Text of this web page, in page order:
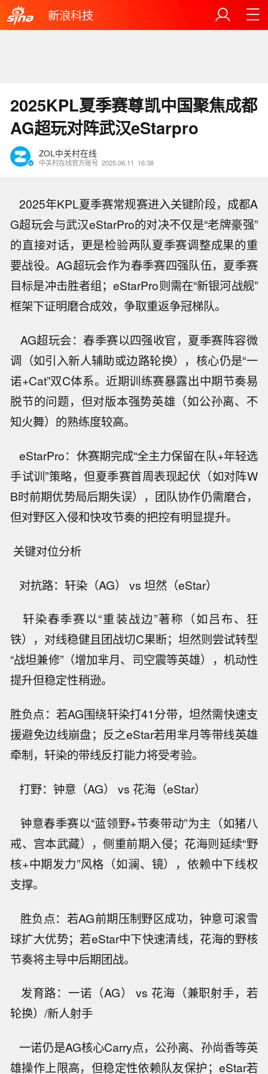
新浪科技
2025KPL夏季赛尊凯中国聚焦成都
AG超玩对阵武汉eStarpro
ZOL中关村在线
中关村在线官方账号 2025.06.11 16:38
2025年KPL夏季赛常规赛进入关键阶段，成都A
G超玩会与武汉eStarPro的对决不仅是“老牌豪强”
的直接对话，更是检验两队夏季赛调整成果的重
要战役。AG超玩会作为春季赛四强队伍，夏季赛
目标是冲击胜者组；eStarPro则需在“新银河战舰”
框架下证明磨合成效，争取重返争冠梯队。
AG超玩会：春季赛以四强收官，夏季赛阵容微
调（如引入新人辅助或边路轮换），核心仍是“一
诺+Cat”双C体系。近期训练赛暴露出中期节奏易
脱节的问题，但对版本强势英雄（如公孙离、不
知火舞）的熟练度较高。
eStarPro：休赛期完成“全主力保留在队+年轻选
手试训”策略，但夏季赛首周表现起伏（如对阵W
B时前期优势局后期失误），团队协作仍需磨合，
但对野区入侵和快攻节奏的把控有明显提升。
关键对位分析
对抗路：轩染（AG） vs 坦然（eStar）
轩染春季赛以“重装战边”著称（如吕布、狂
铁），对线稳健且团战切C果断；坦然则尝试转型
“战坦兼修”（增加芈月、司空震等英雄），机动性
提升但稳定性稍逊。
胜负点：若AG围绕轩染打41分带，坦然需快速支
援避免边线崩盘；反之eStar若用芈月等带线英雄
牵制，轩染的带线反打能力将受考验。
打野：钟意（AG） vs 花海（eStar）
钟意春季赛以“蓝领野+节奏带动”为主（如猪八
戒、宫本武藏），侧重前期入侵；花海则延续“野
核+中期发力”风格（如澜、镜），依赖中下线权
支撑。
胜负点：若AG前期压制野区成功，钟意可滚雪
球扩大优势；若eStar中下快速清线，花海的野核
节奏将主导中后期团战。
发育路：一诺（AG） vs 花海（兼职射手，若
轮换）/新人射手
一诺仍是AG核心Carry点，公孙离、孙尚香等英
雄操作上限高，但稳定性依赖队友保护；eStar若